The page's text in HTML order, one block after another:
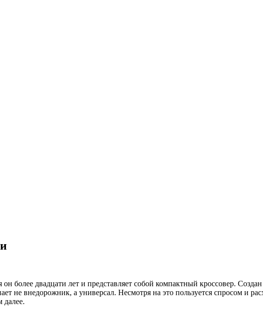
более двадцати лет и представляет собой компактный кроссовер.
внедорожник, а универсал. Несмотря на это пользуется спросом и
далее.